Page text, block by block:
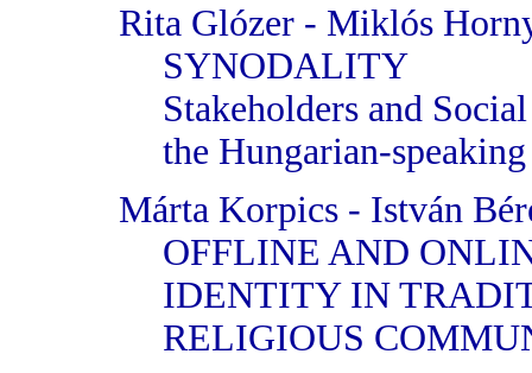
Rita Glózer - Miklós
SYNODALITY
Stakeholders and
the Hungarian-
Márta Korpics - István
OFFLINE AND
IDENTITY IN
RELIGIOUS